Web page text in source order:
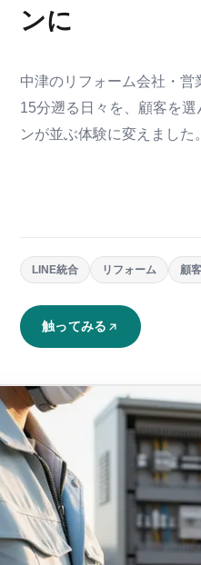
ンに
中津のリフォーム会社・
15分遡る日々を、顧客を
ンが並ぶ体験に変えました。
LINE統合 リフォーム 顧
触ってみる